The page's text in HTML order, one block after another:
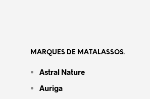
MARQUES DE MATALASSOS.
Astral Nature
Auriga